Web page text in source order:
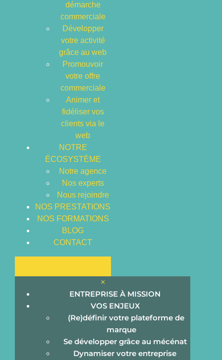
démarche
commerciale
Développer
votre activité
grâce au web
Promouvoir
votre offre
commerciale
Animer et
fidéliser vos
clients via le
web
NOTRE
ÉCOSYSTÈME
Notre agence
Nos experts
Nous rejoindre
NOS PRESTATIONS
NOS FORMATIONS
BLOG
CONTACT
×
ENTREPRISE À MISSION
VOS ENJEUX
(Re)définir votre plateforme de
marque
Se développer grâce au mécénat
Dynamiser votre entreprise
CATÉGORIE
ARCHIVES: JUIN 2020